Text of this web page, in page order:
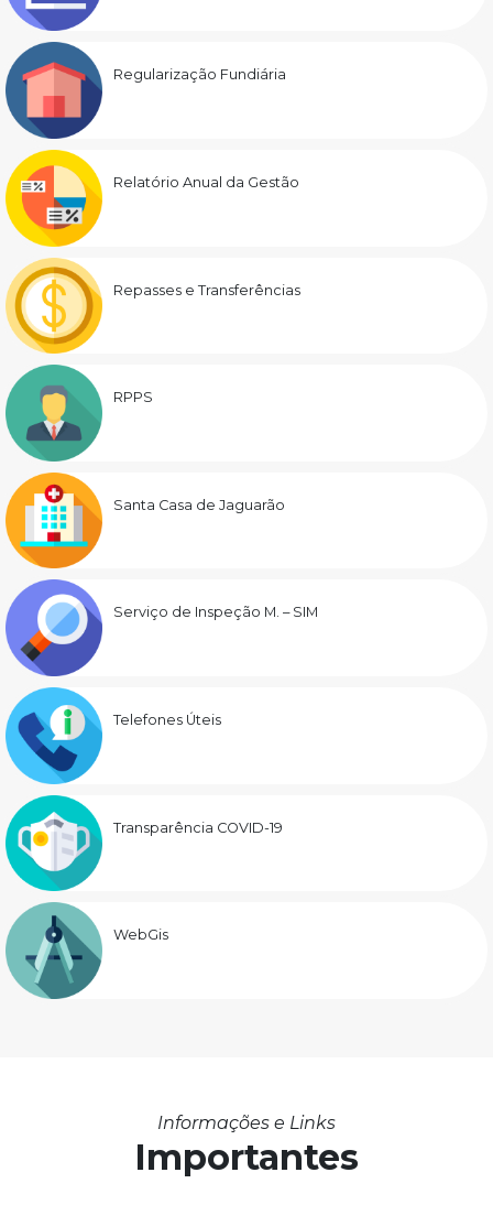
Regularização Fundiária
Relatório Anual da Gestão
Repasses e Transferências
RPPS
Santa Casa de Jaguarão
Serviço de Inspeção M. – SIM
Telefones Úteis
Transparência COVID-19
WebGis
Informações e Links
Importantes